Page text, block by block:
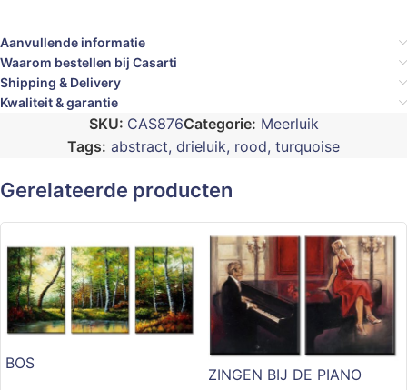
Aanvullende informatie
Waarom bestellen bij Casarti
Shipping & Delivery
Kwaliteit & garantie
SKU: CAS876Categorie: Meerluik
Tags: abstract, drieluik, rood, turquoise
Gerelateerde producten
BOS
ZINGEN BIJ DE PIANO